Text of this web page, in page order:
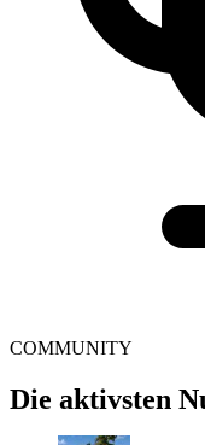
COMMUNITY
Die aktivsten